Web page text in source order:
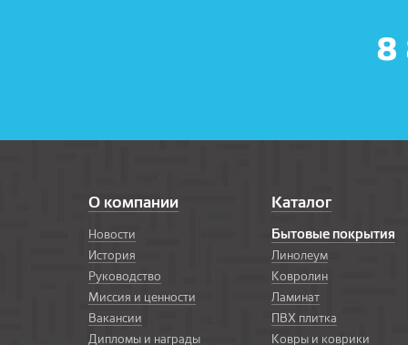
8
О компании
Новости
История
Руководство
Миссия и ценности
Вакансии
Дипломы и награды
Каталог
Бытовые покрытия
Линолеум
Ковролин
Ламинат
ПВХ плитка
Ковры и коврики